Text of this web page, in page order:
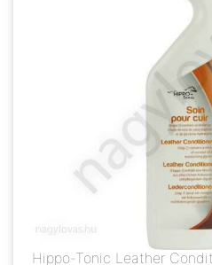
Hippo-Tonic Leather